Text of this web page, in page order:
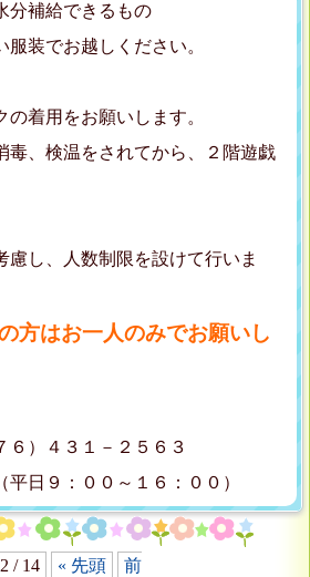
給できるもの
お越しください。
着用をお願いします。
、検温をされてから、２階遊戯
し、人数制限を設けて行いま
方はお一人のみでお願いし
６）４３１－２５６３
日９：００～１６：００）
/ 14 « 先頭
前